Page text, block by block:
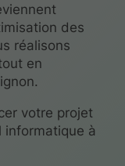
des
réalisons
en
votre projet
à